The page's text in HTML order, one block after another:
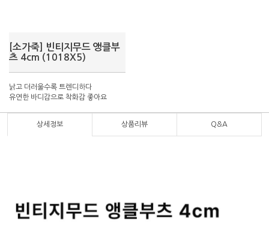
[소가죽] 빈티지무드 앵클부
츠 4cm (1018X5)
낡고 더러울수록 트렌디하다
유연한 바디감으로 착화감 좋아요
상세정보 상품리뷰 Q&A